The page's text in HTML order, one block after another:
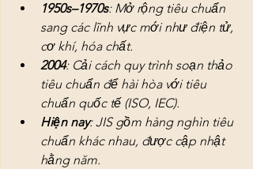
1950s–1970s: Mở rộng tiêu chuẩn
sang các lĩnh vực mới như điện tử,
cơ khí, hóa chất.
2004: Cải cách quy trình soạn thảo
tiêu chuẩn để hài hòa với tiêu
chuẩn quốc tế (ISO, IEC).
Hiện nay: JIS gồm hàng nghìn tiêu
chuẩn khác nhau, được cập nhật
hằng năm.